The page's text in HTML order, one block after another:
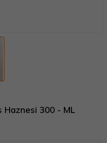
Haznesi 300 - ML